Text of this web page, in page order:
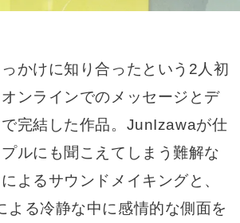
かけに知り合ったという2人初
ンラインでのメッセージとデ
完結した作品。JunIzawaが仕
ルにも聞こえてしまう難解な
よるサウンドメイキングと、
る冷静な中に感情的な側面を